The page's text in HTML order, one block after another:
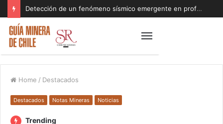
Detección de un fenómeno sísmico emergente en profundidad con riesgos diferentes a los conocidos paraliza Andes Norte
Home / Destacados
Destacados Notas Mineras Noticias
Trending